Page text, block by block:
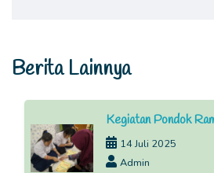
Berita Lainnya
Kegiatan Pondok
14 Juli 2025
Admin